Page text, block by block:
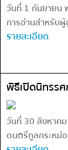
วันที่ 1 กันยายน
การอ่านสำหรับ
รายละเอียด
พิธีเปิดนิทรร
วันที่ 30 สิงหาค
ดนตรีทูลกระหม่อ